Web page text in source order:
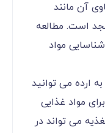
آن مانند
است. مطالعه
مواد
ارده می توانید
مواد غذایی
می تواند در